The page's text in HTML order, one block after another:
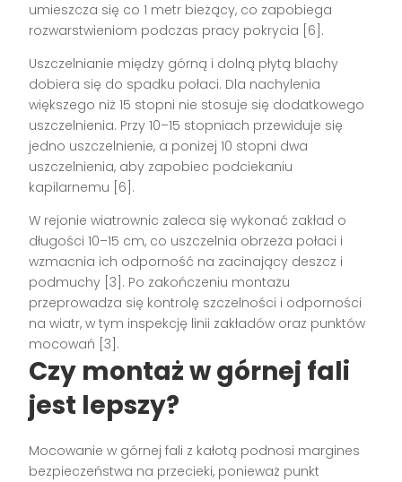
umieszcza się co 1 metr bieżący, co zapobiega
rozwarstwieniom podczas pracy pokrycia [6].
Uszczelnianie między górną i dolną płytą blachy
dobiera się do spadku połaci. Dla nachylenia
większego niż 15 stopni nie stosuje się dodatkowego
uszczelnienia. Przy 10–15 stopniach przewiduje się
jedno uszczelnienie, a poniżej 10 stopni dwa
uszczelnienia, aby zapobiec podciekaniu
kapilarnemu [6].
W rejonie wiatrownic zaleca się wykonać zakład o
długości 10–15 cm, co uszczelnia obrzeża połaci i
wzmacnia ich odporność na zacinający deszcz i
podmuchy [3]. Po zakończeniu montażu
przeprowadza się kontrolę szczelności i odporności
na wiatr, w tym inspekcję linii zakładów oraz punktów
mocowań [3].
Czy montaż w górnej fali
jest lepszy?
Mocowanie w górnej fali z kałotą podnosi margines
bezpieczeństwa na przecieki, ponieważ punkt